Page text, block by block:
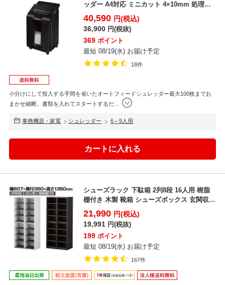
ッダー A4対応 ミニカット 4×10mm 処理
能...
40,590 円(税込)
36,900 円(税抜)
369 ポイント
最短 08/19(水) お届け予定
18件
小分けにして投入する手間を省いたオートフィードシュレッダー最大100枚までお
まかせ細断。書類を入れてスタートするだ…
事務機器・家電 シュレッダー 6～9人用
シューズラック 下駄箱 2列8段 16人用 樹脂
棚付き 木製 靴箱 シューズボックス 玄関収納
幅6...
21,990 円(税込)
19,991 円(税抜)
199 ポイント
最短 08/19(水) お届け予定
167件